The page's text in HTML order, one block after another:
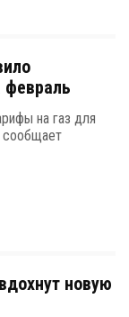
февраль
на газ для
сообщает
новую